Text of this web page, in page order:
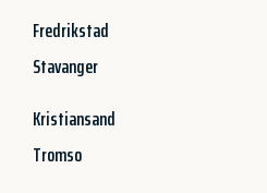
Fredrikstad
Stavanger
Kristiansand
Tromso